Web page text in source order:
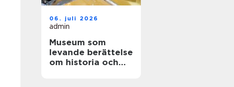
06. juli 2026
admin
Museum som
levande berättelse
om historia och